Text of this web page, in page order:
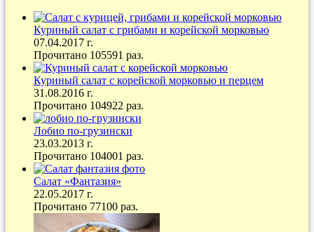
Куриный салат с грибами и корейской морковью
07.04.2017 г.
Прочитано 105591 раз.
Куриный салат с корейской морковью и перцем
31.08.2016 г.
Прочитано 104922 раз.
Лобио по-грузински
23.03.2013 г.
Прочитано 104001 раз.
Салат «Фантазия»
22.05.2017 г.
Прочитано 77100 раз.